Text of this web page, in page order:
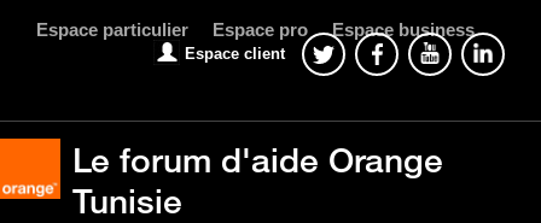
Espace particulier Espace pro Espace business
Espace client
Le forum d'aide Orange
Tunisie